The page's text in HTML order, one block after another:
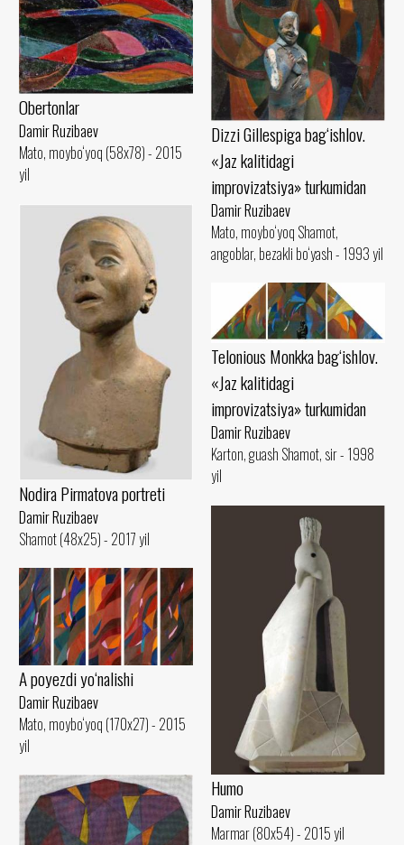
Dizzi Gillespiga bag‘ishlov.
«Jaz kalitidagi
improvizatsiya» turkumidan
Damir Ruzibaev
Mato, moybo‘yoq Shamot,
angoblar, bezakli bo‘yash - 1993 yil
Obertonlar
Damir Ruzibaev
Mato, moybo‘yoq (58x78) - 2015
yil
Nodira Pirmatova portreti
Damir Ruzibaev
Shamot (48x25) - 2017 yil
Telonious Monkka bag‘ishlov.
«Jaz kalitidagi
improvizatsiya» turkumidan
Damir Ruzibaev
Karton, guash Shamot, sir - 1998
yil
Humo
Damir Ruzibaev
Marmar (80x54) - 2015 yil
A poyezdi yo‘nalishi
Damir Ruzibaev
Mato, moybo‘yoq (170x27) - 2015
yil